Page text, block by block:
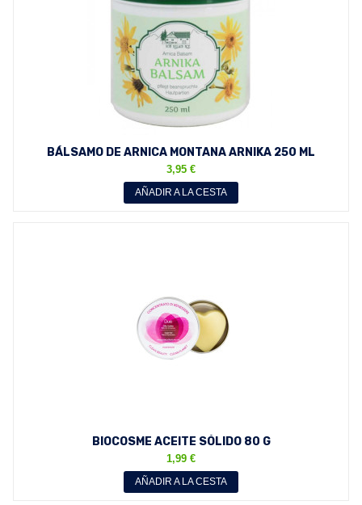
BÁLSAMO DE ARNICA MONTANA ARNIKA 250 ML
3,95 €
AÑADIR A LA CESTA
BIOCOSME ACEITE SÓLIDO 80 G
1,99 €
AÑADIR A LA CESTA